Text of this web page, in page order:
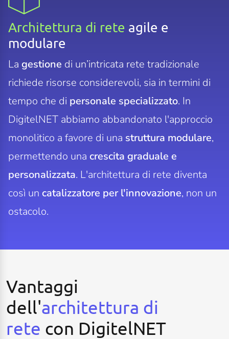
Architettura di rete agile e
modulare
La gestione di un’intricata rete tradizionale
richiede risorse considerevoli, sia in termini di
tempo che di personale specializzato. In
DigitelNET abbiamo abbandonato l'approccio
monolitico a favore di una struttura modulare,
permettendo una crescita graduale e
personalizzata. L'architettura di rete diventa
così un catalizzatore per l'innovazione, non un
ostacolo.
Vantaggi
dell'architettura di
rete con DigitelNET